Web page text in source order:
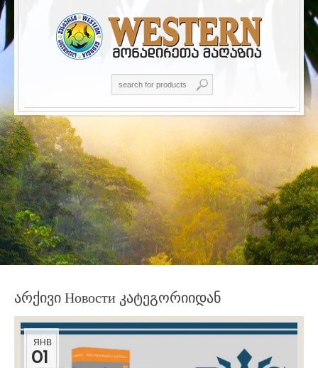
არქივი Новости კატეგორიიდან
ЯНВ
01